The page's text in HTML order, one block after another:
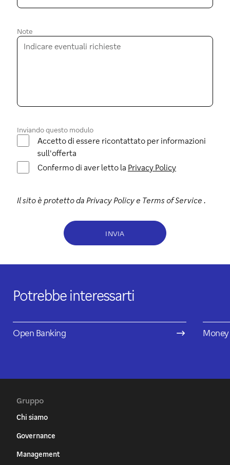
Note
Inviando questo modulo
Accetto di essere ricontattato per informazioni
sull'offerta
Confermo di aver letto la Privacy Policy
Il sito è protetto da Privacy Policy e Terms of Service .
INVIA
Potrebbe interessarti
Open Banking
Gruppo
Chi siamo
Governance
Management